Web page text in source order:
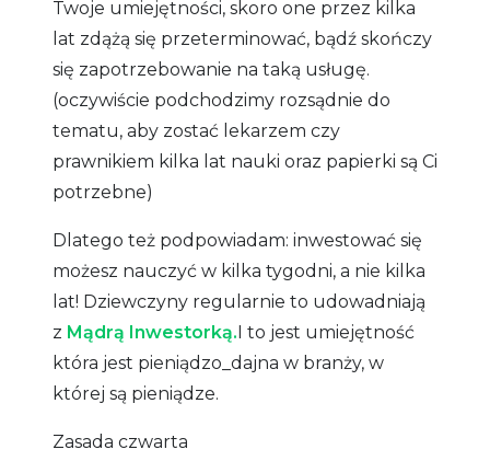
Twoje umiejętności, skoro one przez kilka
lat zdążą się przeterminować, bądź skończy
się zapotrzebowanie na taką usługę.
(oczywiście podchodzimy rozsądnie do
tematu, aby zostać lekarzem czy
prawnikiem kilka lat nauki oraz papierki są Ci
potrzebne)
Dlatego też podpowiadam: inwestować się
możesz nauczyć w kilka tygodni, a nie kilka
lat! Dziewczyny regularnie to udowadniają
z Mądrą Inwestorką.I to jest umiejętność
która jest pieniądzo_dajna w branży, w
której są pieniądze.
Zasada czwarta